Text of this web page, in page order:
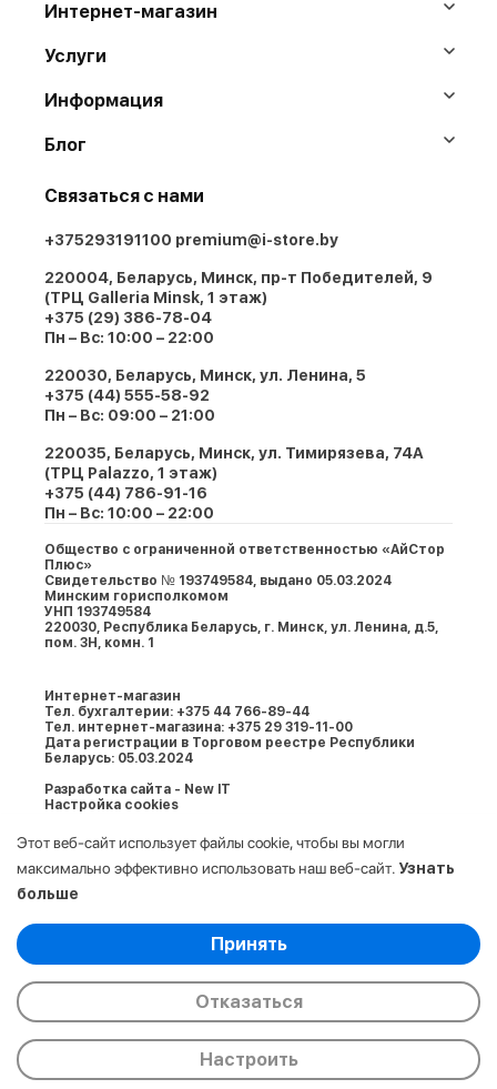
Интернет-магазин
Услуги
Информация
Блог
Связаться с нами
+375293191100 premium@i-store.by
220004, Беларусь, Минск, пр-т Победителей, 9
(ТРЦ Galleria Minsk, 1 этаж)
+375 (29) 386-78-04
Пн – Вс: 10:00 – 22:00
220030, Беларусь, Минск, ул. Ленина, 5
+375 (44) 555-58-92
Пн – Вс: 09:00 – 21:00
220035, Беларусь, Минск, ул. Тимирязева, 74A
(ТРЦ Palazzo, 1 этаж)
+375 (44) 786-91-16
Пн – Вс: 10:00 – 22:00
Общество с ограниченной ответственностью «АйСтор
Плюс»
Свидетельство № 193749584, выдано 05.03.2024
Минским горисполкомом
УНП 193749584
220030, Республика Беларусь, г. Минcк, ул. Ленина, д.5,
пом. 3Н, комн. 1
Интернет-магазин
Тел. бухгалтерии: +375 44 766-89-44
Тел. интернет-магазина: +375 29 319-11-00
Дата регистрации в Торговом реестре Республики
Беларусь: 05.03.2024
Разработка сайта - New IT
Настройка cookies
193749584. Все права защищены.
Главная Каталог Корзина Избранные Сравнение
Этот веб-сайт использует файлы cookie, чтобы вы могли
максимально эффективно использовать наш веб-сайт. Узнать
больше
Выберите настройки cookie
Аналитические/Функциональные
Принять
Отказаться
Настроить